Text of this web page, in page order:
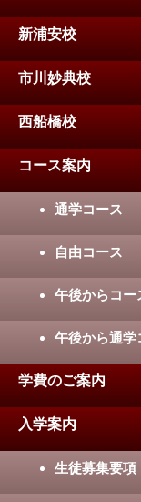
新浦安校
市川妙典校
西船橋校
コース案内
通学コース
自由コース
午後からコー
午後から通学
学費のご案内
入学案内
生徒募集要項